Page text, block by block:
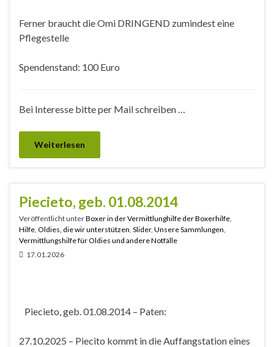
Ferner braucht die Omi DRINGEND zumindest eine
Pflegestelle
Spendenstand: 100 Euro
Bei Interesse bitte per Mail schreiben …
Weiterlesen
Piecieto, geb. 01.08.2014
Veröffentlicht unterBoxer in der Vermittlunghilfe der Boxerhilfe
Hilfe Oldies, die wir unterstützen Slider, Unsere Sammlungen
Vermittlungshilfe für Oldies und andere Notfälle
17.01.2026
Piecieto, geb. 01.08.2014 – Paten:
27.10.2025 – Piecito kommt in die Auffangstation eines